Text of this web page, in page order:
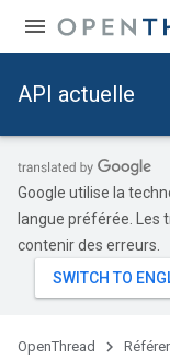
API actuelle
Google utilise la
langue préférée. Les
contenir des erreurs.
OpenThread